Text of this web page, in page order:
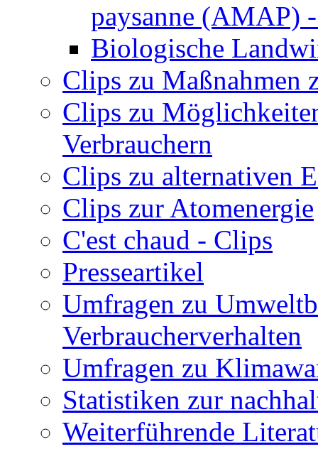
paysanne (AMAP)
Biologische
Clips zu Maßnahmen
Clips zu
Verbrauchern
Clips zu alternativen
Clips zur Atomenergie
C'est chaud - Clips
Presseartikel
Umfragen zu
Verbraucherverhalten
Umfragen zu
Statistiken zur
Weiterführende